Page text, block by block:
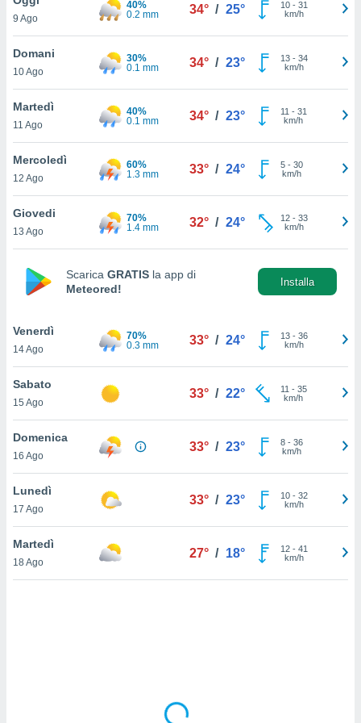
è
al sito
di
ci
di
il
un
la
nella
cookie
il tuo
in
a piè
del
9 Ago
40%
0.2 mm
34° / 25° 10- 31
km/h
Domani
10 Ago
30%
0.1 mm
34° / 23° 13- 34
km/h
Martedì
11 Ago
40%
0.1 mm
34° / 23° 11 - 31
km/h
Mercoledì
12 Ago
60%
1.3 mm
33° / 24° 5- 30
km/h
Giovedi
13 Ago
70%
1.4 mm
32° / 24° 12- 33
km/h
Scarica GRATIS la app di
Meteored!
Installa
Venerdì
14 Ago
70%
0.3 mm
33° / 24° 13- 36
km/h
Sabato
15 Ago
33° / 22° 11 - 35
km/h
Domenica
16 Ago
33° / 23° 8- 36
km/h
Lunedì
17 Ago
33° / 23° 10- 32
km/h
Martedì
18 Ago
27° / 18° 12- 41
km/h